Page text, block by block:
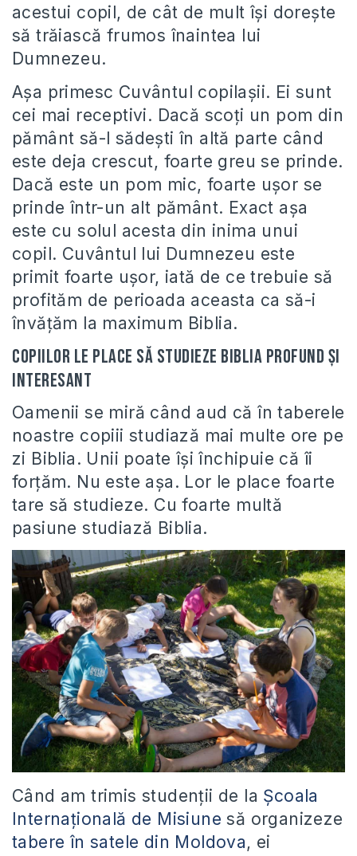
acestui copil, de cât de mult își dorește
să trăiască frumos înaintea lui
Dumnezeu.
Așa primesc Cuvântul copilașii. Ei sunt
cei mai receptivi. Dacă scoți un pom din
pământ să-l sădești în altă parte când
este deja crescut, foarte greu se prinde.
Dacă este un pom mic, foarte ușor se
prinde într-un alt pământ. Exact așa
este cu solul acesta din inima unui
copil. Cuvântul lui Dumnezeu este
primit foarte ușor, iată de ce trebuie să
profităm de perioada aceasta ca să-i
învățăm la maximum Biblia.
Copiilor le place să studieze Biblia profund și
interesant
Oamenii se miră când aud că în taberele
noastre copiii studiază mai multe ore pe
zi Biblia. Unii poate își închipuie că îi
forțăm. Nu este așa. Lor le place foarte
tare să studieze. Cu foarte multă
pasiune studiază Biblia.
Când am trimis studenții de la Școala
Internațională de Misiune să organizeze
tabere în satele din Moldova, ei